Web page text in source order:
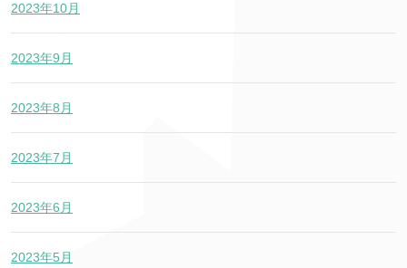
2023年10月
2023年9月
2023年8月
2023年7月
2023年6月
2023年5月